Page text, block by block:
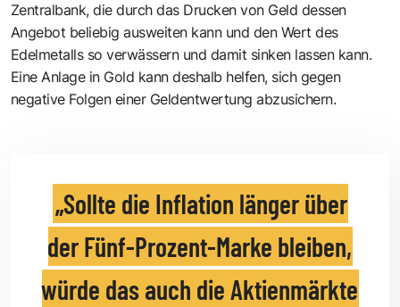
Zentralbank, die durch das Drucken von Geld dessen
Angebot beliebig ausweiten kann und den Wert des
Edelmetalls so verwässern und damit sinken lassen kann.
Eine Anlage in Gold kann deshalb helfen, sich gegen
negative Folgen einer Geldentwertung abzusichern.
Sollte die Inflation länger über
der Fünf-Prozent-Marke bleiben,
würde das auch die Aktienmärkte